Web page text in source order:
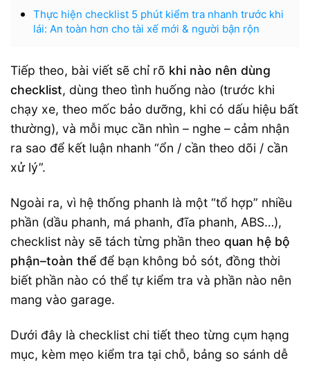
Thực hiện checklist 5 phút kiểm tra nhanh trước khi
lái: An toàn hơn cho tài xế mới & người bận rộn
Tiếp theo, bài viết sẽ chỉ rõ khi nào nên dùng
checklist, dùng theo tình huống nào (trước khi
chạy xe, theo mốc bảo dưỡng, khi có dấu hiệu bất
thường), và mỗi mục cần nhìn – nghe – cảm nhận
ra sao để kết luận nhanh “ổn / cần theo dõi / cần
xử lý”.
Ngoài ra, vì hệ thống phanh là một “tổ hợp” nhiều
phần (dầu phanh, má phanh, đĩa phanh, ABS…),
checklist này sẽ tách từng phần theo quan hệ bộ
phận–toàn thể để bạn không bỏ sót, đồng thời
biết phần nào có thể tự kiểm tra và phần nào nên
mang vào garage.
Dưới đây là checklist chi tiết theo từng cụm hạng
mục, kèm mẹo kiểm tra tại chỗ, bảng so sánh dễ